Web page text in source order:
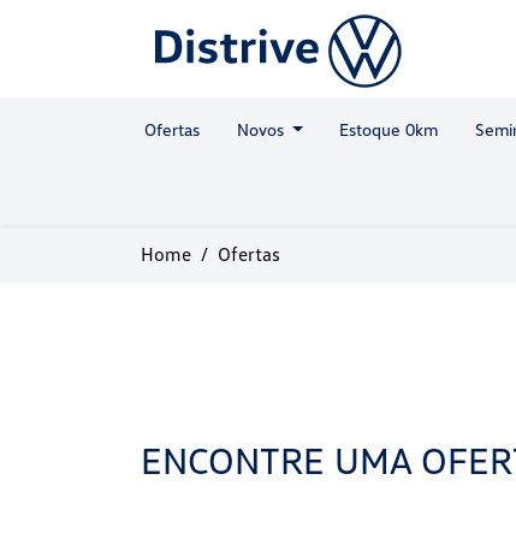
Ofertas Novos Estoque 0km
Home Ofertas
ENCONTRE UMA